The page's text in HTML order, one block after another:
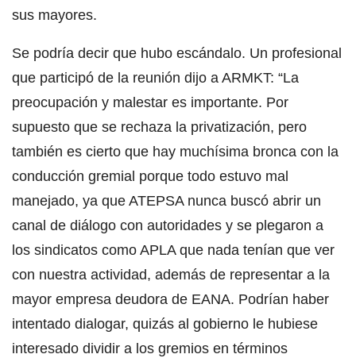
sus mayores.
Se podría decir que hubo escándalo. Un profesional
que participó de la reunión dijo a ARMKT: “La
preocupación y malestar es importante. Por
supuesto que se rechaza la privatización, pero
también es cierto que hay muchísima bronca con la
conducción gremial porque todo estuvo mal
manejado, ya que ATEPSA nunca buscó abrir un
canal de diálogo con autoridades y se plegaron a
los sindicatos como APLA que nada tenían que ver
con nuestra actividad, además de representar a la
mayor empresa deudora de EANA. Podrían haber
intentado dialogar, quizás al gobierno le hubiese
interesado dividir a los gremios en términos